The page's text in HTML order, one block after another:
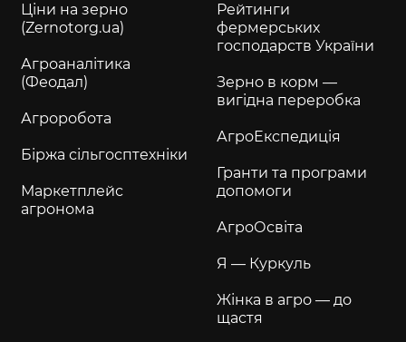
Ціни на зерно
(Zernotorg.ua)
Агроаналітика
(Феодал)
Агроробота
Біржа сільгосптехніки
Маркетплейс
агронома
Рейтинги
фермерських
господарств України
Зерно в корм —
вигідна переробка
АгроЕкспедиція
Гранти та програми
допомоги
АгроОсвіта
Я — Куркуль
Жінка в агро — до
щастя